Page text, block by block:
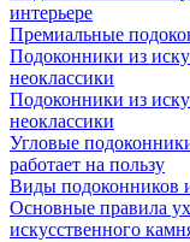
интерьере
Премиальные
Подоконники из
неоклассики
Подоконники из
неоклассики
Угловые
работает на пользу
Виды подоконников
Основные правила
искусственного